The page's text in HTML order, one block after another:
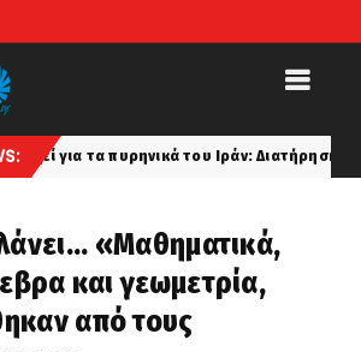
του Ιράν: Διατήρηση του
«Μαθηματικά,
και γεωμετρία,
από τους